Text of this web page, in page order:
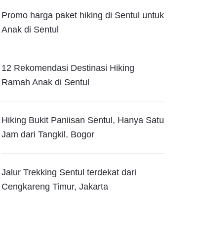
Promo harga paket hiking di Sentul untuk
Anak di Sentul
12 Rekomendasi Destinasi Hiking
Ramah Anak di Sentul
Hiking Bukit Paniisan Sentul, Hanya Satu
Jam dari Tangkil, Bogor
Jalur Trekking Sentul terdekat dari
Cengkareng Timur, Jakarta